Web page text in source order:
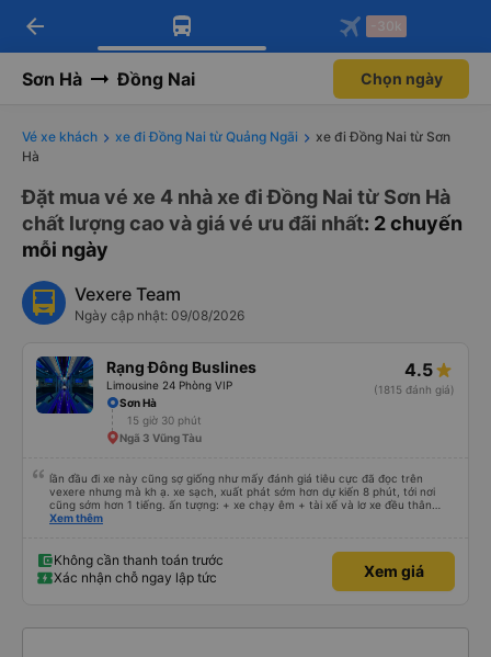
Tải app Vexere ngay!
Nhận ưu đãi thành viên độc
Mở app
Tải app Vexere
-30k/ghế khi đặt vé máy bay qua
Mở app
arrow_back -30k
Sơn Hà Đồng Nai Chọn ngày
Vé xe khách xe đi Đồng Nai từ Quảng Ngãi
xe đi Đồng Nai từ Sơn
Hà
Đặt mua vé xe 4 nhà xe đi Đồng Nai từ Sơn Hà
chất lượng cao và giá vé ưu đãi nhất: 2 chuyến
mỗi ngày
Vexere Team
Ngày cập nhật: 09/08/2026
Rạng Đông Buslines
Limousine 24 Phòng VIP
4.5
(1815 đánh giá)
Sơn Hà
15 giờ 30 phút
Ngã 3 Vũng Tàu
lần đầu đi xe này cũng sợ giống như mấy đánh giá tiêu cực đã đọc trên
vexere nhưng mà kh ạ. xe sạch, xuất phát sớm hơn dự kiến 8 phút, tới nơi
cũng sớm hơn 1 tiếng. ấn tượng: + xe chạy êm + tài xế và lơ xe đều thân
thiện dễ thương. thật ra cũng kh tiếp xúc nhiều+ lắm nhưng cá nhân mình
an sương, xe dừng đúng 3 lần (cả ăn tối) cho khách đi vệ sinh. cái hay ở đây
là khi gần tới chỗ ăn tối sẽ có loa thông báo, loa báo là dừng 30p nhưng thực
tế chỉ dừng khoảng 25p, chắc do khách đã lên đông đủ. tóm lại thì lần đầu đi
Xem thêm
Không cần thanh toán trước
Xác nhận chỗ ngay lập tức
Xem giá